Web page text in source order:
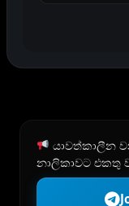
යාවත්කාලීන
නාලිකාවට එකතු